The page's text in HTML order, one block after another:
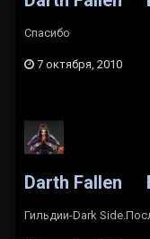
Спасибо
7 октября, 2010
Darth Fallen
Гильдии-Dark